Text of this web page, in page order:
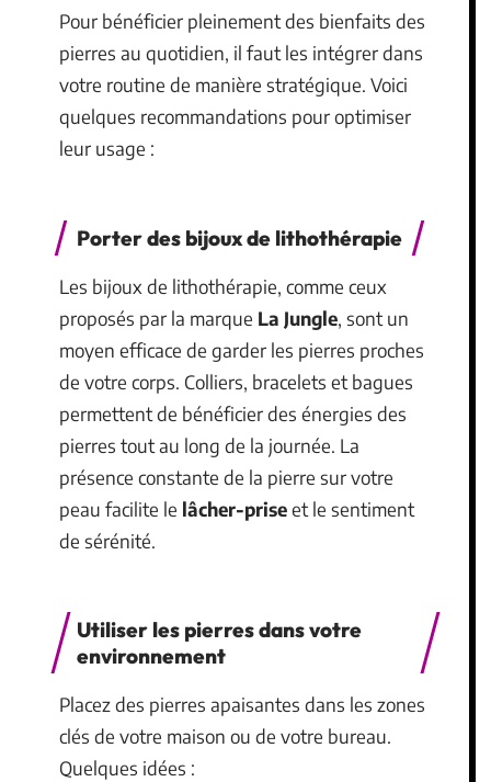
Pour bénéficier pleinement des bienfaits des
pierres au quotidien, il faut les intégrer dans
votre routine de manière stratégique. Voici
quelques recommandations pour optimiser
leur usage :
Porter des bijoux de lithothérapie
Les bijoux de lithothérapie, comme ceux
proposés par la marque La Jungle, sont un
moyen efficace de garder les pierres proches
de votre corps. Colliers, bracelets et bagues
permettent de bénéficier des énergies des
pierres tout au long de la journée. La
présence constante de la pierre sur votre
peau facilite le lâcher-priseet le sentiment
de sérénité.
Utiliser les pierres dans votre
environnement
Placez des pierres apaisantes dans les zones
clés de votre maison ou de votre bureau.
Quelques idées :